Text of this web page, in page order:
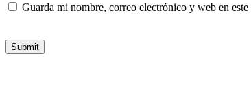
Guarda mi nombre, correo electrónico y web en
Submit